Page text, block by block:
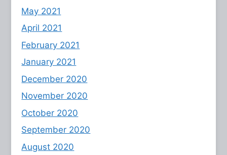
May 2021
April 2021
February 2021
January 2021
December 2020
November 2020
October 2020
September 2020
August 2020